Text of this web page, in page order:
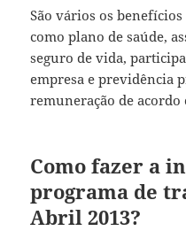
São vários os
como plano de saúde,
seguro de vida,
empresa e previdência
remuneração de acordo
Como fazer a
programa de
Abril 2013?